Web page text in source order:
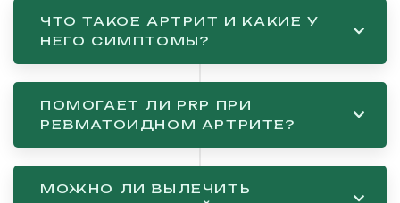
ЧТО ТАКОЕ АРТРИТ И КАКИЕ У
НЕГО СИМПТОМЫ?
ПОМОГАЕТ ЛИ PRP ПРИ
РЕВМАТОИДНОМ АРТРИТЕ?
МОЖНО ЛИ ВЫЛЕЧИТЬ